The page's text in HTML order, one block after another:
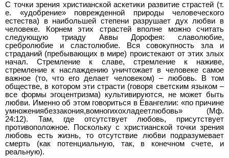
С точки зрения христианской аскетики развитие страстей (т.
е. «удобрение» поврежденной природы человеческого
естества) в наибольшей степени разрушает дух любви в
человеке. Корнем этих страстей вполне можно считать
следующую триаду Аввы Дорофея: славолюбие,
сребролюбие и сластолюбие. Вся совокупность зла и
страданий (пребывающих в мире) проистекают от этих злых
начал. Стремление к славе, стремление к наживе,
стремление к наслаждению уничтожает в человеке самое
важное (то, что его делает человеком) – любовь. В том
обществе, в котором эти страсти (говоря светским языком –
все формы эгоцентризма) культивируются, не может быть
любви. Именно об этом говориться в Евангелии: «по причине
умножениябеззакония,вомногихохладеетлюбовь» (Мф.
24:12). Там, где отсутствует любовь, присутствует
противоположное. Поскольку с христианской точки зрения
любовь есть жизнь, то отсутствие любви подразумевает
смерть (как потенциальную, так, в конечном счете, и
реальную).